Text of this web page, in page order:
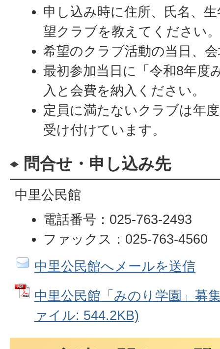
申し込み時に住所、氏名、
望クラブを教えてください
希望のクラブ活動の当日、
最初参加当日に「令和8年度
入と会費を納入ください。
定員に満たないクラブは年
受け付けています。
問合せ・申し込み先
中里公民館
電話番号：025-763-2493
ファックス：025-763-4560
中里公民館へメールを送信
中里公民館「みのり学園」募
ァイル: 544.2KB)